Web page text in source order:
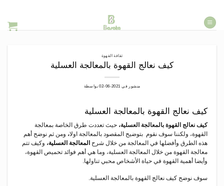
ثقافة القهوة
كيف نعالج القهوة بالمعالجة العسلية
منشور في 2021-06-02 بواسطة
كيف نعالج القهوة بالمعالجة العسلية
كيف نعالج القهوة بالمعالجة العسلية، حيث تعددت طرق الخاصة بمعالجة
القهوة، ولكننا سوف نقوم بتوضيح المقصود بالمعالجة اولا، ومن ثم نوضح أهم
هذه الطرق وأفضلها في المعالجة من خلال شرح المعالجة العسلية، وكيف تتم
معالجة القهوة من خلال المعالجة العسلية، وما هي أهم فوائد تحميص القهوة،
وأيضا أهمية القهوة في حياة الأشخاص محبي تناولها.
سوف نوضح كيف نعالج القهوة بالمعالجة العسلية.